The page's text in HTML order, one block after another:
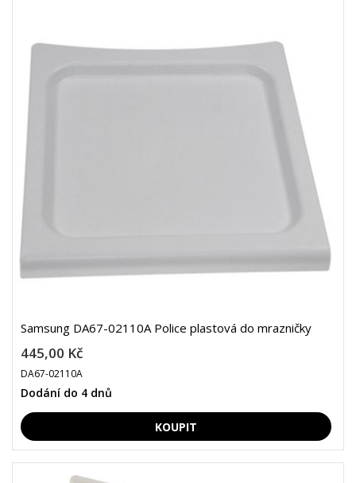
Samsung DA67-02110A Police plastová do mrazničky
445,00 Kč
DA67-02110A
Dodání do 4 dnů